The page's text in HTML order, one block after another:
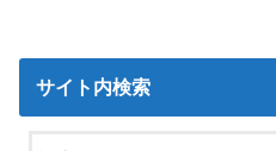
サイト内検索